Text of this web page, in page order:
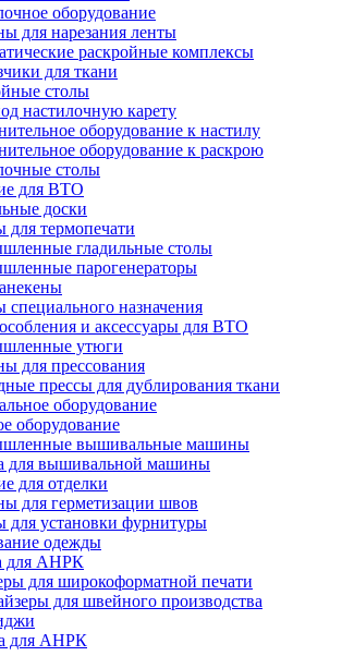
оборудование
для нарезания ленты
раскройные комплексы
для ткани
столы
настилочную карету
оборудование к настилу
оборудование к раскрою
столы
для ВТО
доски
для термопечати
гладильные столы
парогенераторы
специального назначения
и аксессуары для ВТО
утюги
для прессования
прессы для дублирования ткани
оборудование
оборудование
вышивальные машины
для вышивальной машины
для отделки
для герметизации швов
для установки фурнитуры
одежды
для АНРК
для широкоформатной печати
для швейного производства
для АНРК